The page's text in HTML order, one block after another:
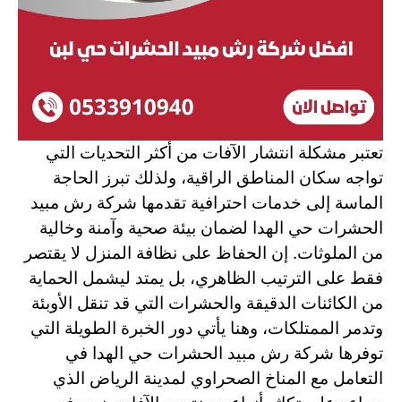
تعتبر مشكلة انتشار الآفات من أكثر التحديات التي
تواجه سكان المناطق الراقية، ولذلك تبرز الحاجة
الماسة إلى خدمات احترافية تقدمها شركة رش مبيد
الحشرات حي الهدا لضمان بيئة صحية وآمنة وخالية
من الملوثات. إن الحفاظ على نظافة المنزل لا يقتصر
فقط على الترتيب الظاهري، بل يمتد ليشمل الحماية
من الكائنات الدقيقة والحشرات التي قد تنقل الأوبئة
وتدمر الممتلكات، وهنا يأتي دور الخبرة الطويلة التي
توفرها شركة رش مبيد الحشرات حي الهدا في
التعامل مع المناخ الصحراوي لمدينة الرياض الذي